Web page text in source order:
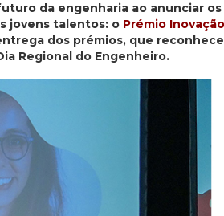
da engenharia ao anunciar os
jovens talentos: o Prémio Inovação
dos prémios, que
Regional do Engenheiro.